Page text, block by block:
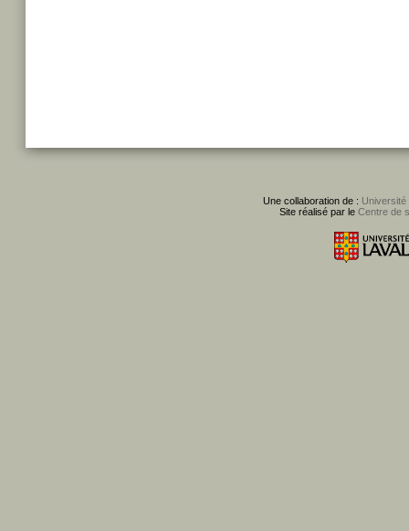
Une collaboration de : Université
Site réalisé par le Centre de